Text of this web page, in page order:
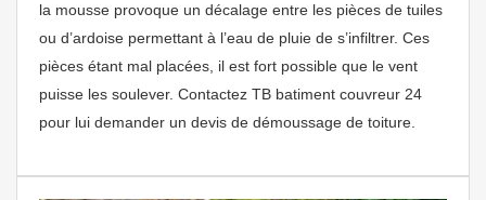
la mousse provoque un décalage entre les pièces de tuiles
ou d’ardoise permettant à l’eau de pluie de s’infiltrer. Ces
pièces étant mal placées, il est fort possible que le vent
puisse les soulever. Contactez TB batiment couvreur 24
pour lui demander un devis de démoussage de toiture.